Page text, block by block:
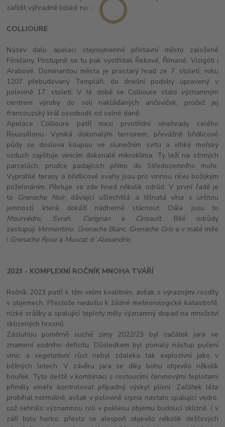
zařídit výhradně lidské ruce
COLLIOURE
Název dalo apelaci stejnojmenné přístavní město založené
Féničany. Postupně se tu pak vystřídali Řekové, Římané, Vizigóti i
Arabové. Dominantou města je prastarý hrad ze 7. století, roku
1207 přebudovaný Templáři, do dnešní podoby upravený v
polovině 17. století. V té době se Collioure stalo významným
centrem výroby do soli nakládaných ančoviček, pročež jej
francouzský král osvobodil od solné daně.
Apelace Collioure patří mezi prvotřídní vinohrady celého
Roussillonu. Vyniká dokonalým terroirem; převážně břidlicové
půdy se doslova koupou ve slunečním svitu a vlhký mořský
vzduch zajišťuje vinicím dokonalé mikroklima. Ty leží na strmých
parcelách, prudce padajících přímo do Středozemního moře.
Vyprahlé terasy a břidlicové svahy jsou pro vinnou révu božským
požehnáním. Pěstuje se zde hned několik odrůd. V první řadě je
to Grenache Noir, dávající ušlechtilá a tělnatá vína s určitou
jemností, která dokáží nádherně stárnout. Dále jsou to
Mourvèdre, Syrah, Carignana Cinsault. Bílé odrůdy
zastupují Vermentino, Grenache Blanc, Grenache Grisa v malé míře
i Grenache Rosea Muscat d´Alexandrie.
2023 - KOMPLEXNÍ ROČNÍK MNOHA TVÁŘÍ
Ročník 2023 patří k těm velmi kvalitním, avšak s výraznými rozdíly
v objemech. Přestože nedošlo k žádné meteorologické katastrofě,
nízké srážky a spalující teploty měly významný dopad na množství
sklizených hroznů.
Zásluhou poměrně suché zimy 2022/23 byl začátek jara ve
znamení vodního deficitu. Důsledkem byl pomalý nástup pučení
vinic a vegetativní růst nebyl zdaleka tak explozivní jako v
běžných letech. V závěru jara se díky bohu objevilo několik
bouřek. Tyto deště v kombinaci s rostoucími červnovými teplotami
přiměly vinaře kontrolovat případný výskyt plísní. Začátek léta
probíhal normálně, avšak v polovině srpna nastalo spalující vedro,
což sehrálo významnou roli v poklesu objemu budoucí sklizně. I v
září bylo horko, přesto se alespoň objevilo několik dešťových